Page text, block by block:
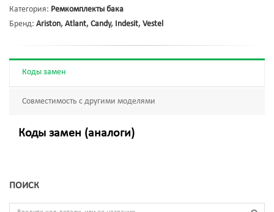
Категория: Ремкомплекты бака
Бренд: Ariston, Atlant, Candy, Indesit, Vestel
Коды замен
Совместимость с другими моделями
Коды замен (аналоги)
ПОИСК